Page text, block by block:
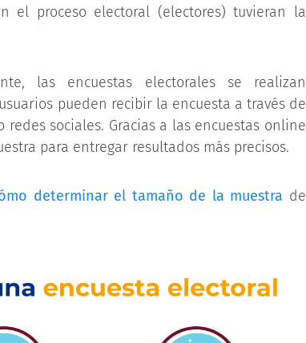
el proceso electoral (electores) tuvieran la
las encuestas electorales se realizan
pueden recibir la encuesta a través de
sociales. Gracias a las encuestas online
para entregar resultados más precisos.
determinar el tamaño de la muestra de